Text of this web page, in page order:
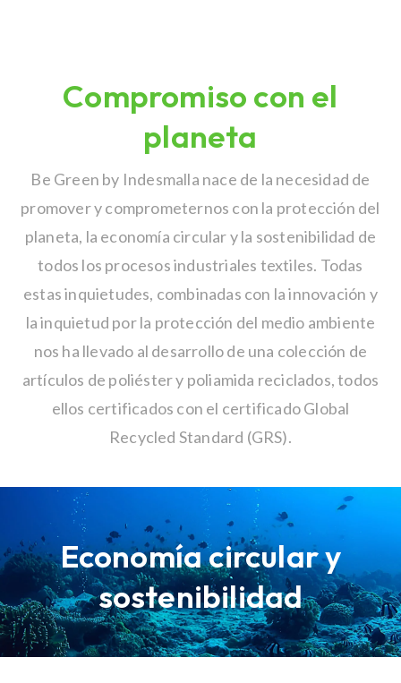
Compromiso con el
planeta
Be Green by Indesmalla nace de la necesidad de
promover y comprometernos con la protección del
planeta, la economía circular y la sostenibilidad de
todos los procesos industriales textiles. Todas
estas inquietudes, combinadas con la innovación y
la inquietud por la protección del medio ambiente
nos ha llevado al desarrollo de una colección de
artículos de poliéster y poliamida reciclados, todos
ellos certificados con el certificado Global
Recycled Standard (GRS).
Economía circular y
sostenibilidad